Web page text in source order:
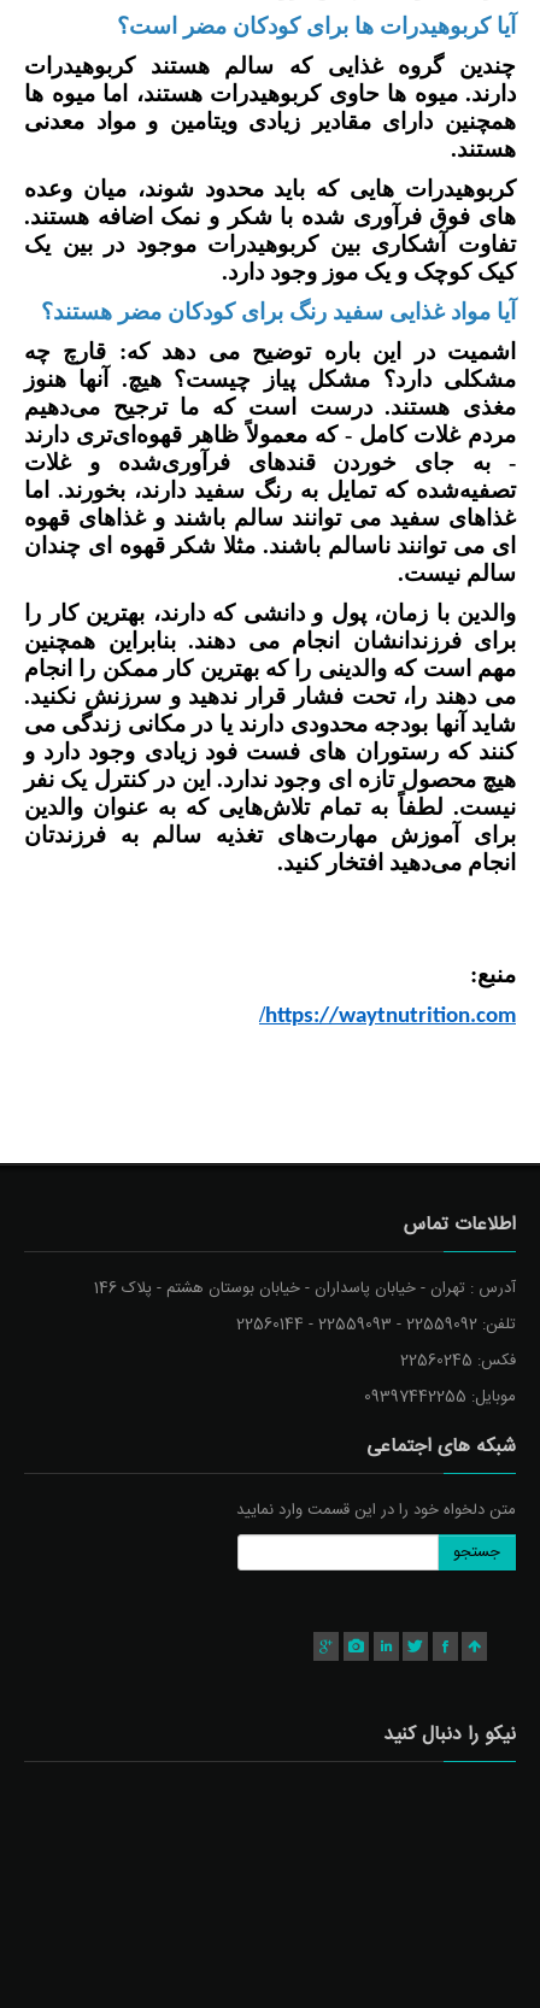
آیا کربوهیدرات ها برای کودکان مضر است؟
چندین گروه غذایی که سالم هستند کربوهیدرات
دارند. میوه ها حاوی کربوهیدرات هستند، اما میوه ها
همچنین دارای مقادیر زیادی ویتامین و مواد معدنی
هستند.
کربوهیدرات هایی که باید محدود شوند، میان وعده
های فوق فرآوری شده با شکر و نمک اضافه هستند.
تفاوت آشکاری بین کربوهیدرات موجود در بین یک
کیک کوچک و یک موز وجود دارد.
آیا مواد غذایی سفید رنگ برای کودکان مضر هستند؟
اشمیت در این باره توضیح می دهد که: قارچ چه
مشکلی دارد؟ مشکل پیاز چیست؟ هیچ. آنها هنوز
مغذی هستند. درست است که ما ترجیح می‌دهیم
مردم غلات کامل - که معمولاً ظاهر قهوه‌ای‌تری دارند
- به جای خوردن قندهای فرآوری‌شده و غلات
تصفیه‌شده که تمایل به رنگ سفید دارند، بخورند. اما
غذاهای سفید می توانند سالم باشند و غذاهای قهوه
ای می توانند ناسالم باشند. مثلا شکر قهوه ای چندان
سالم نیست.
والدین با زمان، پول و دانشی که دارند، بهترین کار را
برای فرزندانشان انجام می دهند. بنابراین همچنین
مهم است که والدینی را که بهترین کار ممکن را انجام
می دهند را، تحت فشار قرار ندهید و سرزنش نکنید.
شاید آنها بودجه محدودی دارند یا در مکانی زندگی می
کنند که رستوران های فست فود زیادی وجود دارد و
هیچ محصول تازه ای وجود ندارد. این در کنترل یک نفر
نیست. لطفاً به تمام تلاش‌هایی که به عنوان والدین
برای آموزش مهارت‌های تغذیه سالم به فرزندتان
انجام می‌دهید افتخار کنید.
منبع:
https://waytnutrition.com
/
اطلاعات تماس
آدرس : تهران - خیابان پاسداران - خیابان بوستان هشتم - پلاک 146
تلفن: 22559092 - 22559093 - 22560144
فکس: 22560245
موبایل: 09397442255
شبکه های اجتماعی
متن دلخواه خود را در این قسمت وارد نمایید
جستجو
نیکو را دنبال کنید